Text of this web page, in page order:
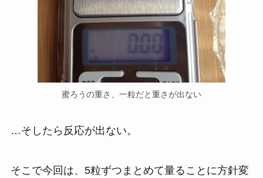
蜜ろうの重さ、一粒だと重さが出ない
…そしたら反応が出ない。
そこで今回は、5粒ずつまとめて量ることに方針変